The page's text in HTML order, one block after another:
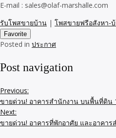
E-mail : sales@olaf-marshalle.com
รับโพสขายบ้าน | โพสขายฟรีอสังหา-
Favorite
Posted in ประกาศ
Post navigation
Previous:
ขายด่วน! อาคารสำนักงาน บนพื้นที่ดิน
Next:
ขายด่วน! อาคารที่พักอาศัย และอาคา